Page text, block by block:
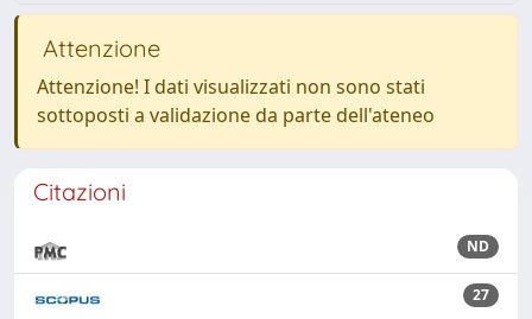
Attenzione
Attenzione! I dati visualizzati non sono stati
sottoposti a validazione da parte dell'ateneo
Citazioni
ND
27